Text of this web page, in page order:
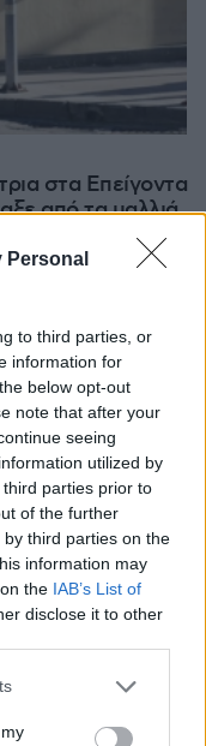
Personal
to third parties, or
information for
below opt-out
note that after your
seeing
utilized by
parties prior to
of the further
third parties on the
information may
the IAB’s List of
disclose it to other
or more Google
You may click to
στα Επείγοντα
από τα μαλλιά